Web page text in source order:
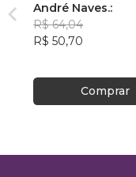
André Naves.:
R$ 64,04
R$ 50,70
Comprar